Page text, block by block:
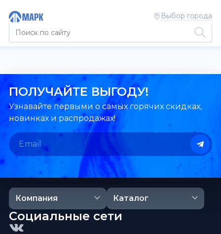
Выбор города
ПОЛУЧАЙТЕ ВЫГОДУ!
Узнавайте первыми о самых горячих скидках,
новинках и распродажах!
Компания Каталог
Социальные сети